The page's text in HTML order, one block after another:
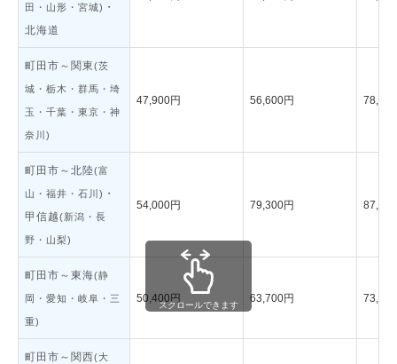
田・山形・宮城) ・
北海道
町田市～関東(茨
城・栃木・群馬・埼
玉・千葉・東京・神
奈川)
47,900円 56,600円
町田市～北陸(富
山・福井・石川) ・
甲信越(新潟・長
野・山梨)
54,000円 79,300円
町田市～東海(静
岡・愛知・岐阜・三
重)
50,400円 63,700円
町田市～関西(大